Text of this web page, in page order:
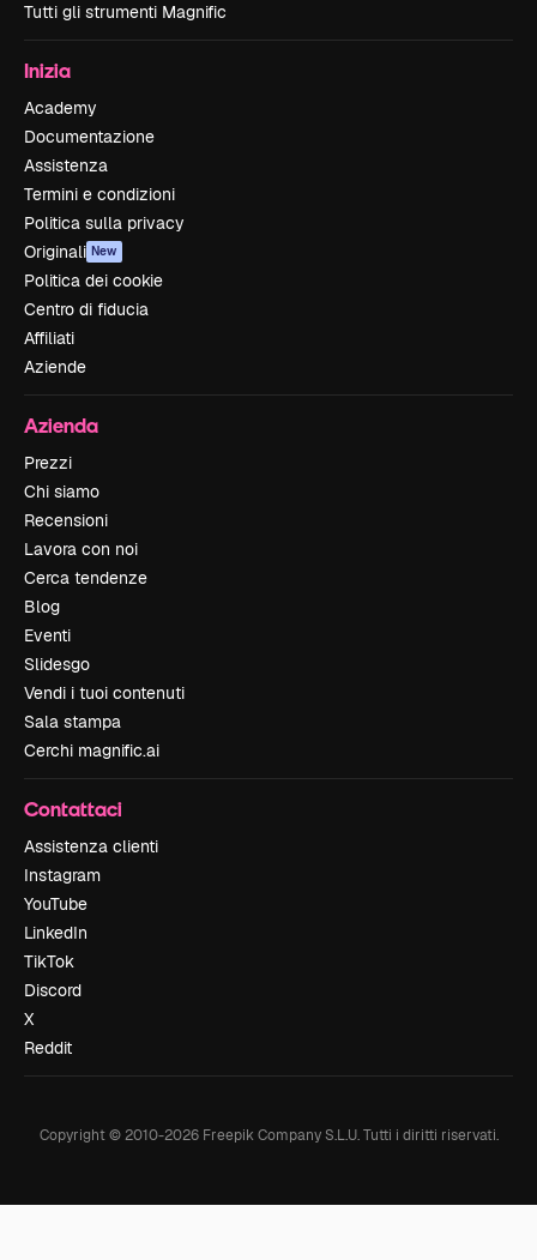
Tutti gli strumenti Magnific
Inizia
Academy
Documentazione
Assistenza
Termini e condizioni
Politica sulla privacy
Originali New
Politica dei cookie
Centro di fiducia
Affiliati
Aziende
Azienda
Prezzi
Chi siamo
Recensioni
Lavora con noi
Cerca tendenze
Blog
Eventi
Slidesgo
Vendi i tuoi contenuti
Sala stampa
Cerchi magnific.ai
Contattaci
Assistenza clienti
Instagram
YouTube
LinkedIn
TikTok
Discord
X
Reddit
Copyright © 2010-2026Freepik Company S.L.U. Tutti i diritti riservati.